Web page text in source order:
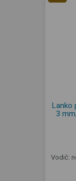
Lanko
3
Vodič: